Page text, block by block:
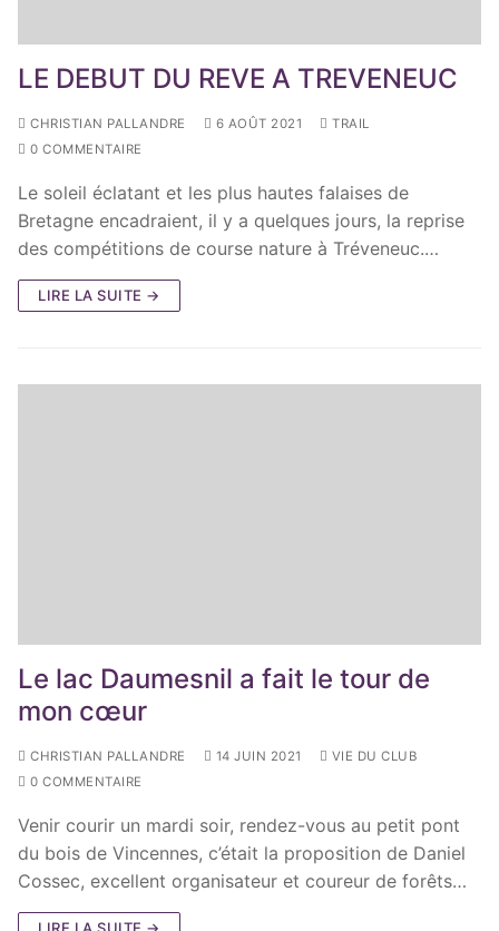
LE DEBUT DU REVE A TREVENEUC
CHRISTIAN PALLANDRE 6 AOÛT 2021
TRAIL
0 COMMENTAIRE
Le soleil éclatant et les plus hautes falaises de
Bretagne encadraient, il y a quelques jours, la reprise
des compétitions de course nature à Tréveneuc.…
LIRE LA SUITE →
Le lac Daumesnil a fait le tour de
mon cœur
CHRISTIAN PALLANDRE 14 JUIN 2021
VIE DU CLUB
0 COMMENTAIRE
Venir courir un mardi soir, rendez-vous au petit pont
du bois de Vincennes, c’était la proposition de Daniel
Cossec, excellent organisateur et coureur de forêts…